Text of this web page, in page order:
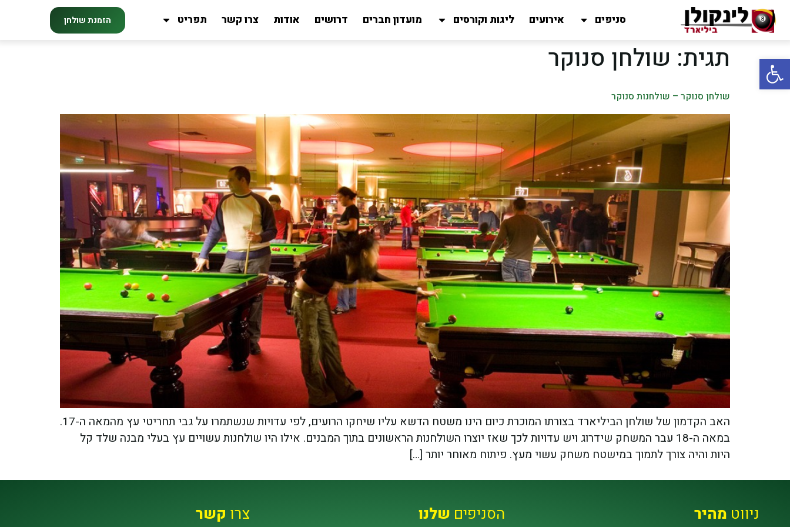
פתח סרגל נגישות
סניפים אירועים ליגות וקורסים מועדון חברים דרושים אודות צרו קשר תפריט הזמנת שולחן
תגית: שולחן סנוקר
שולחן סנוקר – שולחנות סנוקר
האב הקדמון של שולחן הביליארד בצורתו המוכרת כיום הינו משטח הדשא עליו שיחקו הרועים, לפי עדויות שנשתמרו על גבי תחריטי עץ מהמאה ה-17.
במאה ה-18 עבר המשחק שידרוג ויש עדויות לכך שאז יוצרו השולחנות הראשונים בתוך המבנים. אילו היו שולחנות עשויים עץ בעלי מבנה שלד קל
היות והיה צורך לתמוך במישטח משחק עשוי מעץ. פיתוח מאוחר יותר […]
ניווט מהיר הסניפים שלנו צרו קשר